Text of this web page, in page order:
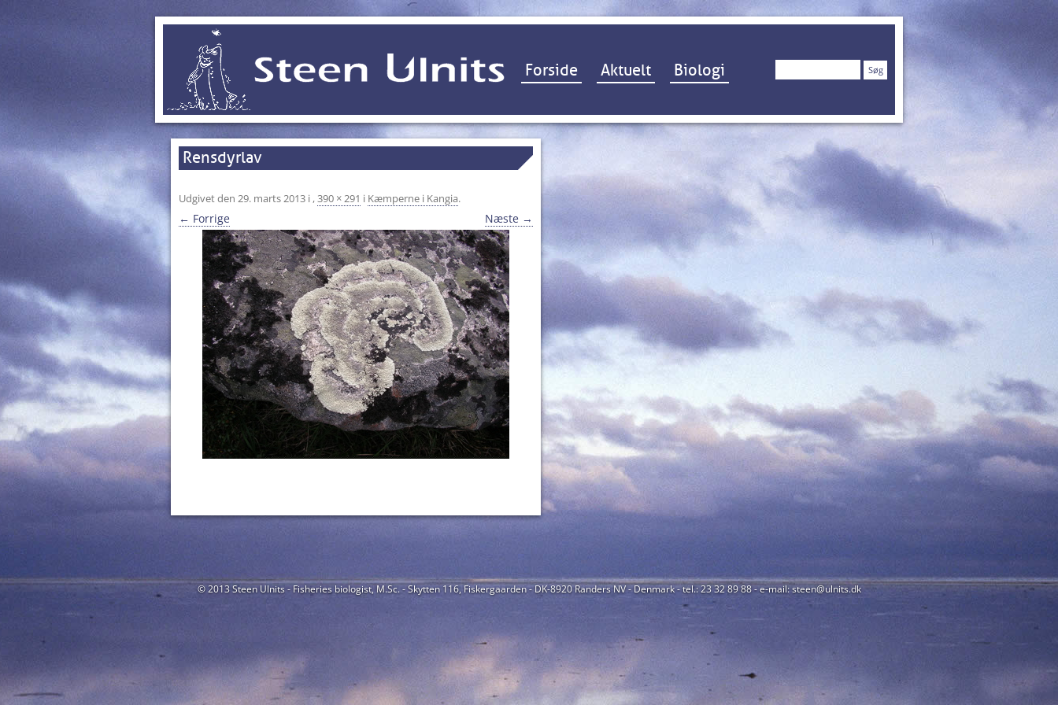
Hop til indhold
Forside Aktuelt Biologi Søg
Rensdyrlav
Udgivet den 29. marts 2013 i ,390 × 291 i Kæmperne i Kangia.
← Forrige Næste →
© 2013 Steen Ulnits - Fisheries biologist, M.Sc. - Skytten 116, Fiskergaarden - DK-8920 Randers NV - Denmark - tel.: 23 32 89 88 - e-mail: steen@ulnits.dk